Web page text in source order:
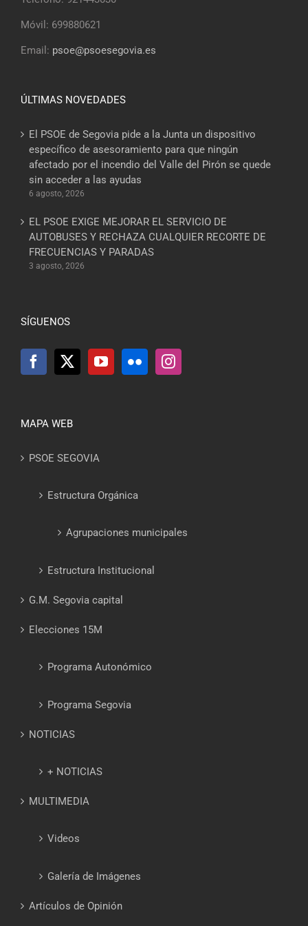
Móvil: 699880621
Email: psoe@psoesegovia.es
ÚLTIMAS NOVEDADES
El PSOE de Segovia pide a la Junta un dispositivo
específico de asesoramiento para que ningún
afectado por el incendio del Valle del Pirón se quede
sin acceder a las ayudas
6 agosto, 2026
EL PSOE EXIGE MEJORAR EL SERVICIO DE
AUTOBUSES Y RECHAZA CUALQUIER RECORTE DE
FRECUENCIAS Y PARADAS
3 agosto, 2026
SÍGUENOS
MAPA WEB
PSOE SEGOVIA
Estructura Orgánica
Agrupaciones municipales
Estructura Institucional
G.M. Segovia capital
Elecciones 15M
Programa Autonómico
Programa Segovia
NOTICIAS
+ NOTICIAS
MULTIMEDIA
Videos
Galería de Imágenes
Artículos de Opinión